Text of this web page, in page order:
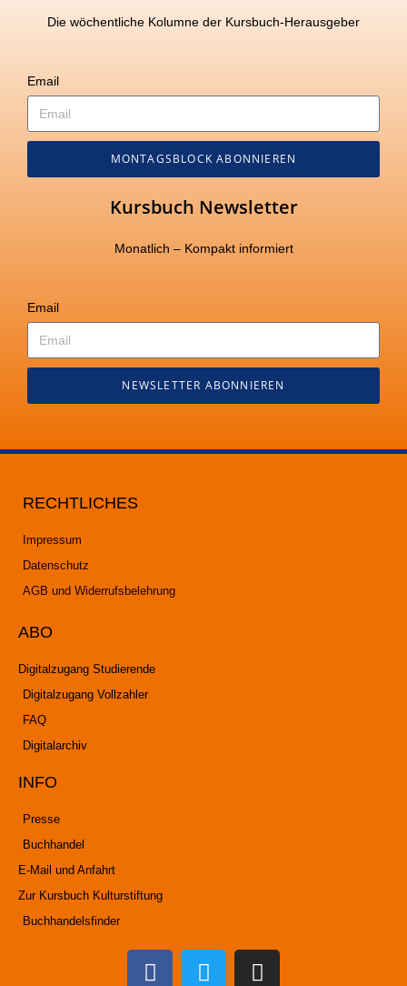
Die wöchentliche Kolumne der Kursbuch-Herausgeber
Email
MONTAGSBLOCK ABONNIEREN
Kursbuch Newsletter
Monatlich – Kompakt informiert
Email
NEWSLETTER ABONNIEREN
RECHTLICHES
Impressum
Datenschutz
AGB und Widerrufsbelehrung
ABO
Digitalzugang Studierende
Digitalzugang Vollzahler
FAQ
Digitalarchiv
INFO
Presse
Buchhandel
E-Mail und Anfahrt
Zur Kursbuch Kulturstiftung
Buchhandelsfinder